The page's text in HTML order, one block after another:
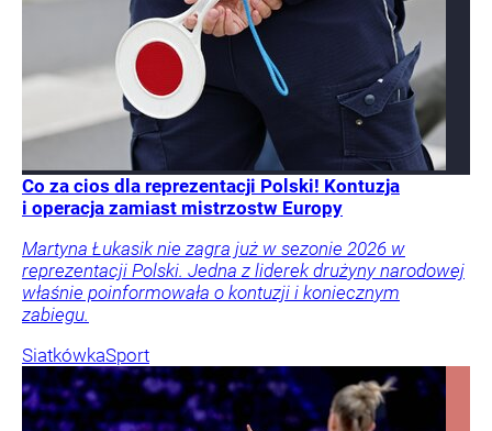
Co za cios dla reprezentacji Polski! Kontuzja
i operacja zamiast mistrzostw Europy
Martyna Łukasik nie zagra już w sezonie 2026 w
reprezentacji Polski. Jedna z liderek drużyny narodowej
właśnie poinformowała o kontuzji i koniecznym
zabiegu.
SiatkówkaSport